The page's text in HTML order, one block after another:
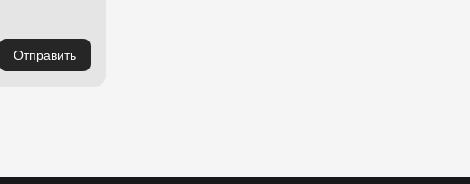
Отправить